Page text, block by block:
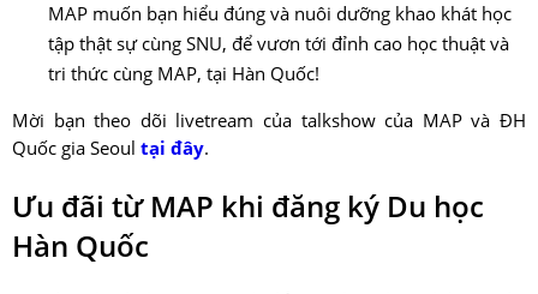
MAP muốn bạn hiểu đúng và nuôi dưỡng khao khát học
tập thật sự cùng SNU, để vươn tới đỉnh cao học thuật và
tri thức cùng MAP, tại Hàn Quốc!
Mời bạn theo dõi livetream của talkshow của MAP và ĐH
Quốc gia Seoul tại đây.
Ưu đãi từ MAP khi đăng ký Du học
Hàn Quốc